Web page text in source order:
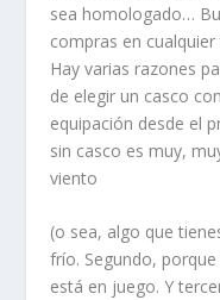
sea homologado…
compras en
Hay varias razones
de elegir un casco
equipación desde el
sin casco es muy,
viento
(o sea, algo que
frío. Segundo,
está en juego. Y